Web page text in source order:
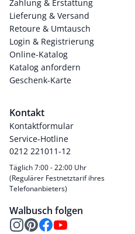
Zahlung & Erstattung
Lieferung & Versand
Retoure & Umtausch
Login & Registrierung
Online-Katalog
Katalog anfordern
Geschenk-Karte
Kontakt
Kontaktformular
Service-Hotline
0212 221011-12
Täglich 7:00 - 22:00 Uhr
(Regulärer Festnetztarif ihres
Telefonanbieters)
Walbusch folgen